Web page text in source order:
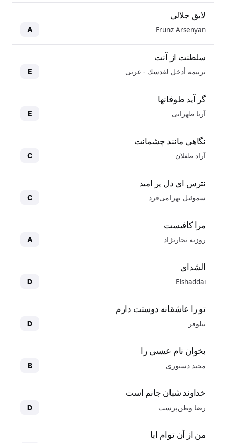
لایق جلالی
Frunz Arsenyan
A
سلطنت از آنت
ترنيمة أدخل لقدسك - عربی E
گر آید طوفانها
آریا طهرانی E
نگاهی مانند چشمانت
آراد طفلان C
نترس ای دل پر امید
سموئیل بهرامی‌فرد C
مرا کافیست
روزبه نجارنژاد A
الشدای
Elshaddai
D
تو را عاشقانه دوستت دارم
نیلوفر D
بخوان نام عیسی را
مجید دستوری B
خداوند شبان جانم است
رضا وطن‌پرست D
من از آن توام ابا